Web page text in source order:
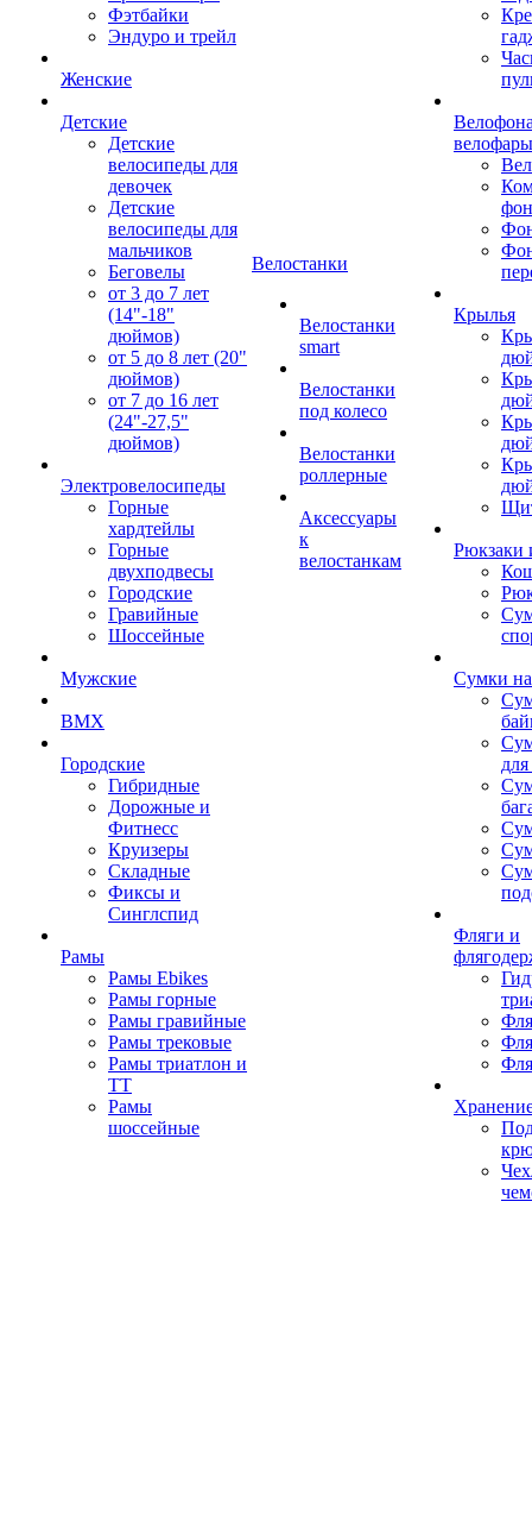
Фэтбайки
Эндуро и трейл
Женские
Детские
Детские
велосипеды для
девочек
Детские
велосипеды для
мальчиков
Беговелы
от 3 до 7 лет
(14"-18"
дюймов)
от 5 до 8 лет (20"
дюймов)
от 7 до 16 лет
(24"-27,5"
дюймов)
Электровелосипеды
Горные
хардтейлы
Горные
двухподвесы
Городские
Гравийные
Шоссейные
Мужские
BMX
Городские
Гибридные
Дорожные и
Фитнесс
Круизеры
Складные
Фиксы и
Синглспид
Рамы
Рамы Ebikes
Рамы горные
Рамы гравийные
Рамы трековые
Рамы триатлон и
ТТ
Рамы
шоссейные
Велостанки
Велостанки
smart
Велостанки
под колесо
Велостанки
роллерные
Аксессуары
к
велостанкам
велофары
Крылья
Рюкзаки
Сумки
Фляги и